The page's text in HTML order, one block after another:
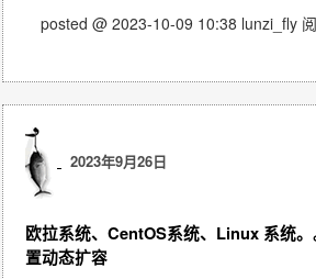
posted @ 2023-10-09 10:38 lunzi_fly
2023年9月26日
欧拉系统、CentOS系统、Linux 系统
置动态扩容